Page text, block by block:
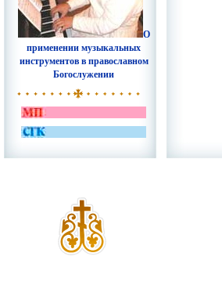
О
применении музыкальных
инструментов в православном
Богослужении